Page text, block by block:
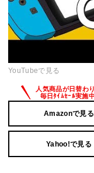
YouTubeで見る
Amazonで見る
Yahoo!で見る